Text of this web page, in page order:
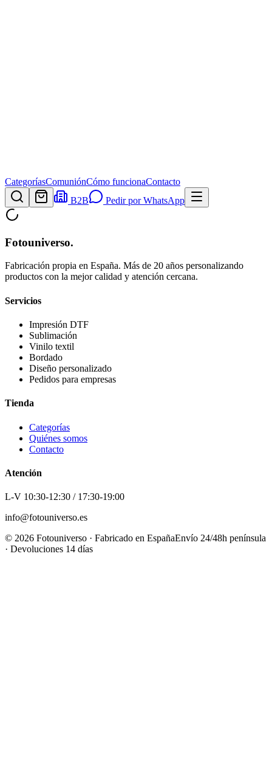
CategoríasComuniónCómo funcionaContacto
B2B
Pedir por WhatsApp
Fotouniverso.
Fabricación propia en España. Más de 20 años personalizando
productos con la mejor calidad y atención cercana.
Servicios
Impresión DTF
Sublimación
Vinilo textil
Bordado
Diseño personalizado
Pedidos para empresas
Tienda
Categorías
Quiénes somos
Contacto
Atención
L-V 10:30-12:30 / 17:30-19:00
info@fotouniverso.es
© 2026 Fotouniverso · Fabricado en EspañaEnvío 24/48h península
· Devoluciones 14 días